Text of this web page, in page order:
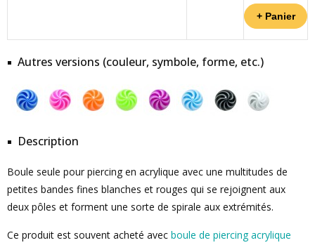
Autres versions (couleur, symbole, forme, etc.)
Description
Boule seule pour piercing en acrylique avec une multitudes de
petites bandes fines blanches et rouges qui se rejoignent aux
deux pôles et forment une sorte de spirale aux extrémités.
Ce produit est souvent acheté avec boule de piercing acrylique